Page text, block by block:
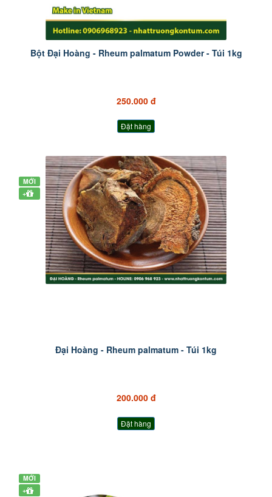
Bột Đại Hoàng - Rheum palmatum Powder - Túi 1kg
250.000 đ
Đặt hàng
MỚI
+
Đại Hoàng - Rheum palmatum - Túi 1kg
200.000 đ
Đặt hàng
MỚI
+